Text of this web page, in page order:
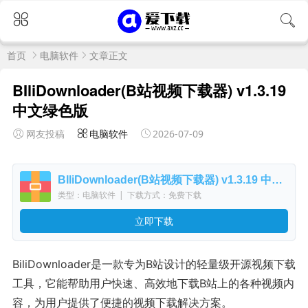
首页 电脑软件 文章正文
BIliDownloader(B站视频下载器) v1.3.19
中文绿色版
网友投稿 电脑软件 2026-07-09
BIliDownloader(B站视频下载器) v1.3.19 中文绿色版
类型：电脑软件 | 下载方式：免费下载
立即下载
BiliDownloader是一款专为B站设计的轻量级开源视频下载
工具，它能帮助用户快速、高效地下载B站上的各种视频内
容，为用户提供了便捷的视频下载解决方案。